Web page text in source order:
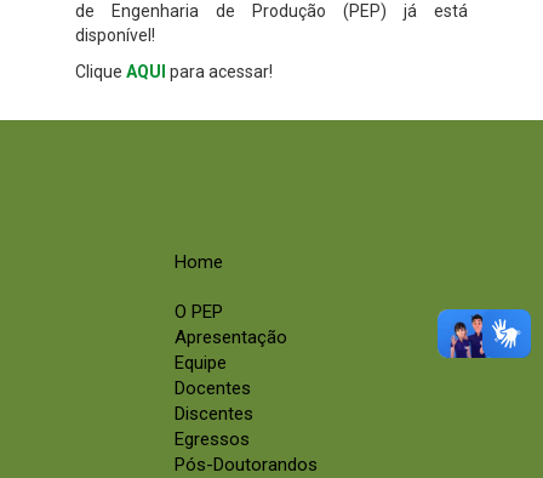
de Engenharia de Produção (PEP) já está
disponível!
Clique AQUI para acessar!
Home
O PEP
Apresentação
Equipe
Docentes
Discentes
Egressos
Pós-Doutorandos